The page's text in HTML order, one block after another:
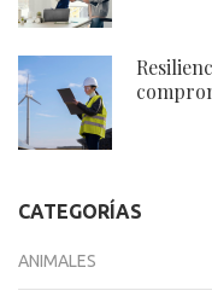
CATEGORÍAS
ANIMALES